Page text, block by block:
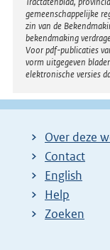
gemeenschappelijke
zin van de
bekendmaking
Voor pdf-publicaties
vorm uitgegeven
elektronische versies
Over deze
Contact
English
Help
Zoeken